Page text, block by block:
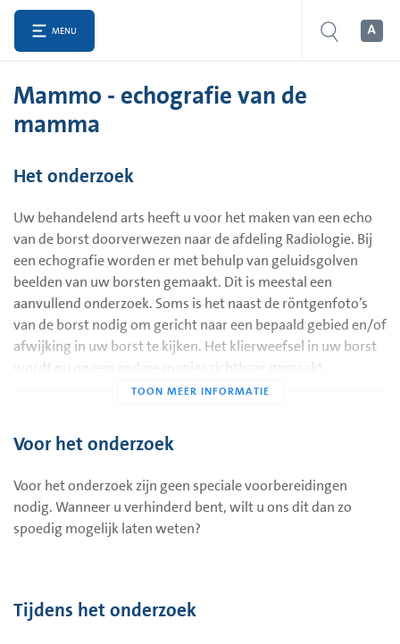
MENU
Mammo - echografie van de
mamma
Het onderzoek
Uw behandelend arts heeft u voor het maken van een echo
van de borst doorverwezen naar de afdeling Radiologie. Bij
een echografie worden er met behulp van geluidsgolven
beelden van uw borsten gemaakt. Dit is meestal een
aanvullend onderzoek. Soms is het naast de röntgenfoto’s
van de borst nodig om gericht naar een bepaald gebied en/of
afwijking in uw borst te kijken. Het klierweefsel in uw borst
wordt nu op een andere manier zichtbaar gemaakt.
Voor het onderzoek
Voor het onderzoek zijn geen speciale voorbereidingen
nodig. Wanneer u verhinderd bent, wilt u ons dit dan zo
spoedig mogelijk laten weten?
Tijdens het onderzoek